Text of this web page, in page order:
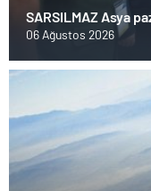
SARSILMAZ Asya
zorluyor!
06 Ağustos 2026